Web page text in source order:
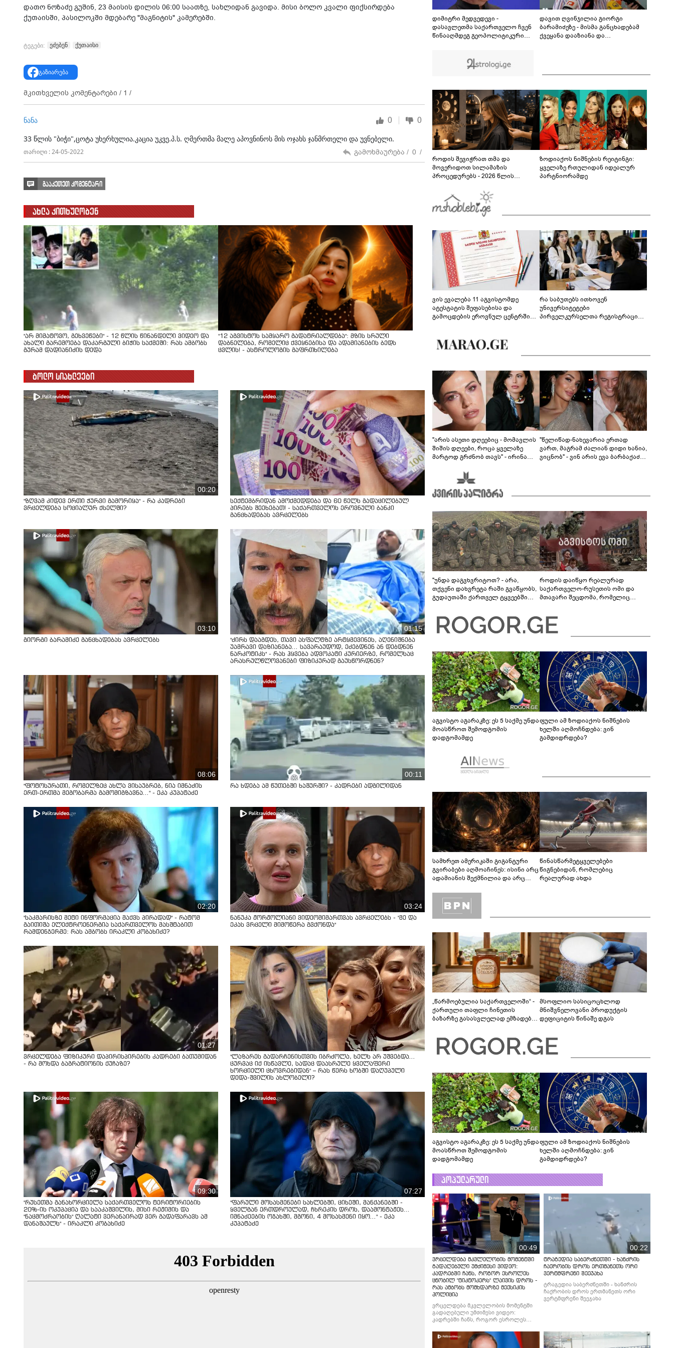
დათო ნოზაძე გუშინ, 23 მაისის დილის 06:00 საათზე, სახლიდან გავიდა. მისი ბოლო კვალი ფიქსირდება
ქუთაისში, პასილოკში მდებარე "მაგნიტის" კამერებში.
ტეგები: ეძებენ ქუთაისი
გაზიარება
მკითხველის კომენტარები / 1 /
ნანა 0 0
33 წლის "ბიჭი",ცოტა უხერხულია.კაცია უკვე.პ.ს. ღმერთმა მალე აპოვნინოს მის ოჯახს ჯანმრთელი და უვნებელი.
თარიღი : 24-05-2022 გამოხმაურება / 0 /
გააკეთეთ კომენტარი
ახლა კითხულობენ
"არ მიმატოვო, გეხვეწები" - 12 წლის წინანდელი ვიდეო და
ახალი გარემოება დაკარგული ბიჭის საქმეში: რას ამბობს
გურამ დადიანიძის დედა
"12 აგვისტოს სამყარო გადატრიალდება": მზის სრული
დაბნელება, რომელიც ქვეყნებისა და ადამიანების ბედს
ცვლის! - ასტროლოგის გაფრთხილება
ბოლო სიახლეები
00:20
"ზღვამ კიდევ ერთი ჭურვი გამორიყა" - რა კადრები
ვრცელდება სოციალურ ქსელში?
სექტემბრიდან ამოქმედდება და 60 წელს გადაცილებულ
პირებს შეეხებათ! - საქართველოს ეროვნული ბანკი
განცხადებას ავრცელებს
03:10
გიორგი ბარამიძე განცხადებას ავრცელებს
01:15
"ძირს დააგდეს, თავი ასფალტზე არტყმევინეს, აღენიშნება
უამრავი დაზიანება... სავარაუდოდ, ეძებდნენ ან დებდნენ
ნარკოტიკს" - რას ჰყვება ადვოკატი კურიერზე, რომელსაც
არასრულწლოვანები ფიზიკურად გაუსწორდნენ?
08:06
"ფოტოსურათი, რომელზეც ახლა ვისაუბრებ, ნია იმნაძის
ერთ-ერთმა მეგობარმა გამომიგზავნა..." - ეკა კუპატაძე
00:11
რა ხდება ამ წუთებში ხაშურში? - კადრები ადგილიდან
02:20
"საკმარისზე მეტი ინფორმაცია მაქვს პირადად" - რატომ
გაითიშა ელექტროენერგია საქართველოს მასშტაბით
რამდენჯერმე: რას ამბობს ირაკლი კობახიძე?
03:24
ნანუკა ჟორჟოლიანი ვიდეომიმართვას ავრცელებს - "მე და
ეკას ვრცელი მიმოწერა გვქონდა"
01:27
ვრცელდება ფიზიკური დაპირისპირების კადრები ბათუმიდან
- რა მოხდა ბაგრატიონის ქუჩაზე?
"ლაზარეს გადარჩენისთვის იბრძოლა, ხელს არ უშვებდა…
ცურვაც იქ ისწავლე, სადაც დაასრულე ყველაფერი
ხორციელი ცხოვრებიდან" – რას წერს ხობში დაღუპული
დედა-შვილის ახლობელი?
09:30
"რუსეთმა განახორციელა საქართველოს ტერიტორიების
20%-ის ოკუპაცია და სააკაშვილის, მისი რეჟიმის და
"ნაცმოძრაობის" ღალატი ვერანაირად ვერ გადაფარავს ამ
დანაშაულს" - ირაკლი კობახიძე
07:27
"ფარული მოსასმენები სახლებში, ციხეში, მანქანებში -
ყველგან ერთდროულად, ჩხრეკის დროს, დაამონტაჟეს...
იმნაძეების ოჯახში, მგონი, 4 მოსასმენი იყო..." - ეკა
კუპატაძე
დიმიტრი მედვედევი -
დასავლეთმა საქართველო ჩვენ
წინააღმდეგ გეოპოლიტიკური
ეს მისთვის ხელსაყრელი იყო
დავით ღვინჯილია გიორგი
ბარამიძეზე - მისმა განცხადებამ
ქვეყანა დააზიანა და
როდის შევიჭრათ თმა და
მოვერიდოთ სილამაზის
პროცედურებს - 2026 წლის
გზამკვლევი
ზოდიაქოს ნიშნების რეიტინგი:
ყველაზე რთულიდან იდეალურ
პარტნიორამდე
ვის ევალება 11 აგვისტომდე
ატესტატის შეფასებისა და
გამოცდების ეროვნულ ცენტრში
რა საბუთებს ითხოვენ
უნივერსიტეტები
პირველკურსელთა რეგისტრაციის
"არის ასეთი დღეებიც - მომავლის
შიშის დღეები, როცა ყველაზე
მარტოდ გრძნობ თავს" - ირინა
"წელიწად-ნახევარია ერთად
ვართ, მაგრამ ძალიან დიდი ხანია,
ვიცნობ" - ვინ არის ევა ბარბაქაძის
"უნდა დაგვხვრიტოთ? - არა,
თქვენი დახვრეტა რაში გვაწყობს,
გუდაუთაში ქართველ ტყვეებში
როდის დაიწყო რეალურად
საქართველო-რუსეთის ომი და
მთავარი შეცდომა, რომელიც
აგვისტო აგარაკზე: ეს 5 საქმე უნდა
მოასწროთ შემოდგომის
დადგომამდე
ფული ამ ზოდიაქოს ნიშნების
ხელში აღმოჩნდება: ვინ
გამდიდრდება?
სამხრეთ ამერიკაში გიგანტური
გვირაბები აღმოაჩინეს: ისინი არც
ადამიანის შექმნილია და არც
ლაბირინთები?
წინასწარმეტყველებები
წიგნებიდან, რომლებიც
რეალურად ახდა
„წარმოებულია საქართველოში“ -
ქართული თაფლი ჩინეთის
ბაზარზე გასასვლელად ემზადება -
მსოფლიო სასიცოცხლოდ
მნიშვნელოვანი პროდუქტის
დეფიციტის წინაშე დგას
აგვისტო აგარაკზე: ეს 5 საქმე უნდა
მოასწროთ შემოდგომის
დადგომამდე
ფული ამ ზოდიაქოს ნიშნების
ხელში აღმოჩნდება: ვინ
გამდიდრდება?
პოპულარული
00:49
ვრცელდება მკვლელობის მომენტში
გადაღებული უმძიმესი ვიდეო:
კადრებში ჩანს, როგორ ესროლეს
ცნობილ "ტიკტოკერს" ლაივის დროს -
რას ამბობს მომხდარზე მექსიკის
პოლიცია
ვრცელდება მკვლელობის მომენტში
გადაღებული უმძიმესი ვიდეო:
კადრებში ჩანს, როგორ ესროლეს
რას ამბობს მომხდარზე მექსიკის
პოლიცია
00:22
ტრაგედია საბერძნეთში - ხანძრის
ჩაქრობის დროს ერთმანეთს ორი
ვერტმფრენი შეეჯახა
ტრაგედია საბერძნეთში - ხანძრის
ჩაქრობის დროს ერთმანეთს ორი
ვერტმფრენი შეეჯახა